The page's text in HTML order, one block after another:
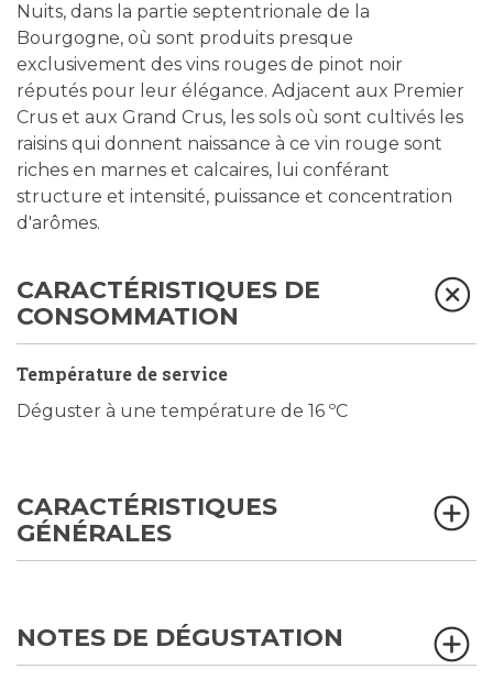
Nuits, dans la partie septentrionale de la
Bourgogne, où sont produits presque
exclusivement des vins rouges de pinot noir
réputés pour leur élégance. Adjacent aux Premier
Crus et aux Grand Crus, les sols où sont cultivés les
raisins qui donnent naissance à ce vin rouge sont
riches en marnes et calcaires, lui conférant
structure et intensité, puissance et concentration
d'arômes.
CARACTÉRISTIQUES DE
CONSOMMATION
Température de service
Déguster à une température de 16 ºC
CARACTÉRISTIQUES
GÉNÉRALES
NOTES DE DÉGUSTATION